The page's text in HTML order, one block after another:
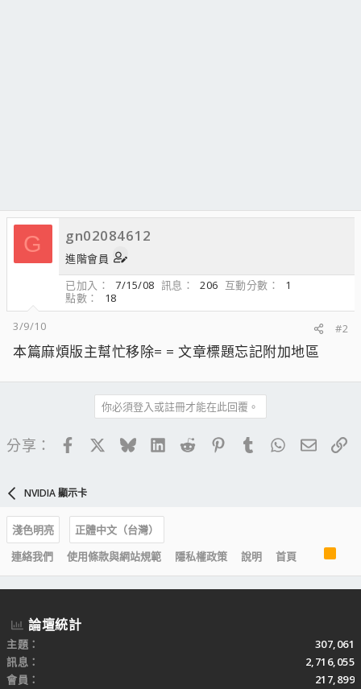
G gn02084612
進階會員
已加入
7/15/08 訊息 206 互動分數
1
點數
18
3/9/10
#2
本篇麻煩版主幫忙移除= = 文章標題忘記附加地區
你必須登入或註冊才能在此回覆。
分享： FacebookBlueskyLinkedIn
Reddit PinterestTumblrWhatsApp
電子
NVIDIA 顯示卡
淺色明亮
正體中文（台灣）
連絡我們
使用條款與網站規範 隱私權政策 說明 首頁
S
論壇統計
主題
307,061
訊息
2,716,055
會員
217,899